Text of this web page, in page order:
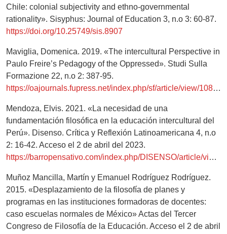
Chile: colonial subjectivity and ethno-governmental
rationality». Sisyphus: Journal of Education 3, n.o 3: 60-87.
https://doi.org/10.25749/sis.8907
Maviglia, Domenica. 2019. «The intercultural Perspective in
Paulo Freire’s Pedagogy of the Oppressed». Studi Sulla
Formazione 22, n.o 2: 387-95.
https://oajournals.fupress.net/index.php/sf/article/view/10812
Mendoza, Elvis. 2021. «La necesidad de una
fundamentación filosófica en la educación intercultural del
Perú». Disenso. Crítica y Reflexión Latinoamericana 4, n.o
2: 16-42. Acceso el 2 de abril del 2023.
https://barropensativo.com/index.php/DISENSO/article/view/98/78
Muñoz Mancilla, Martín y Emanuel Rodríguez Rodríguez.
2015. «Desplazamiento de la filosofía de planes y
programas en las instituciones formadoras de docentes:
caso escuelas normales de México» Actas del Tercer
Congreso de Filosofía de la Educación. Acceso el 2 de abril